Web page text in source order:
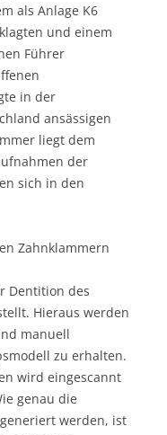
als Anlage K6
und einem
Führer
in der
ansässigen
liegt dem
der
sich in den
Zahnklammern
Dentition des
Hieraus werden
manuell
zu erhalten.
wird eingescannt
genau die
werden, ist